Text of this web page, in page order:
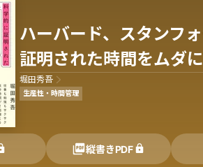
ハーバード、スタンフ
証明された時間をムダ
堀田秀吾
生産性・時間管理
縦書きPDF